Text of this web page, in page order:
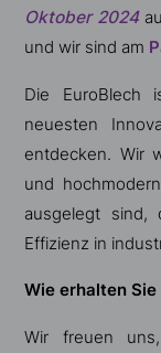
Oktober 2024
und wir sind am
Die EuroBlech
neuesten
entdecken. Wir
und
ausgelegt sind,
Effizienz in
Wie erhalten
Wir freuen